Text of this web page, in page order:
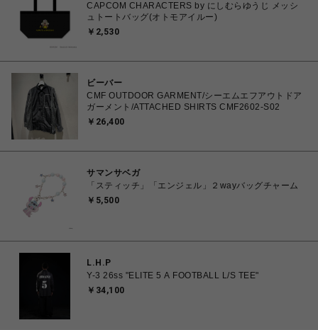
CAPCOM CHARACTERS by にしむらゆうじ メッシ
ュトートバッグ(オトモアイルー)
￥2,530
ビーバー
CMF OUTDOOR GARMENT/シーエムエフアウトドア
ガーメント/ATTACHED SHIRTS CMF2602-S02
￥26,400
サマンサベガ
「スティッチ」「エンジェル」２wayバッグチャーム
￥5,500
L.H.P
Y-3 26ss "ELITE 5 A FOOTBALL L/S TEE"
￥34,100